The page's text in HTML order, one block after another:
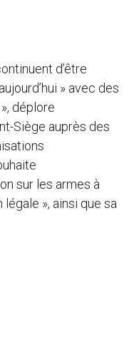
d’être
» avec des
déplore
Siège auprès des
sur les armes à
», ainsi que sa